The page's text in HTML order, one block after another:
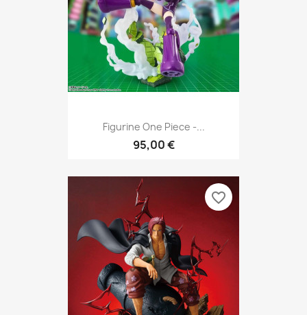
Figurine One Piece -...
95,00 €
favorite_border